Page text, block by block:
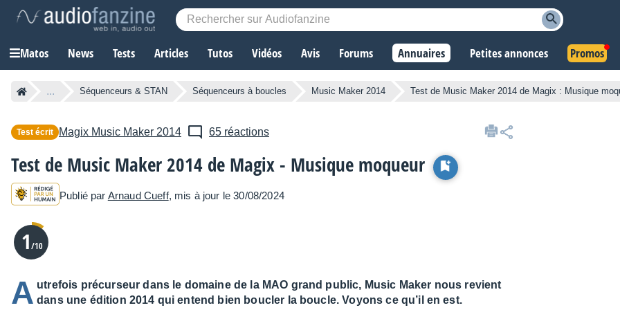
Matos News Tests Articles Tutos Vidéos Avis Forums Annuaires Petites annonces Promos
... Séquenceurs & STAN Séquenceurs à boucles Music Maker 2014 Test de Music Maker 2014 de Magix : Musique
Test écrit Magix Music Maker 2014 65 réactions
Test de Music Maker 2014 de Magix - Musique moqueur
Publié par Arnaud Cueff, mis à jour le 30/08/2024
1/10
A utrefois précurseur dans le domaine de la MAO grand public, Music Maker nous revient
dans une édition 2014 qui entend bien boucler la boucle. Voyons ce qu’il en est.